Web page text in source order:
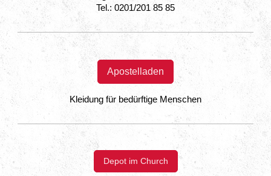
Tel.: 0201/201 85 85
Apostelladen
Kleidung für bedürftige Menschen
Depot im Church